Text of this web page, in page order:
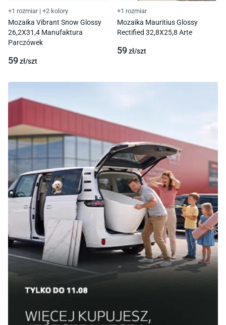
+1 rozmiar | +2 kolory
Mozaika Vibrant Snow Glossy
26,2X31,4 Manufaktura
Parczówek
59zł/szt
+1 rozmiar
Mozaika Mauritius Glossy
Rectified 32,8X25,8 Arte
59zł/szt